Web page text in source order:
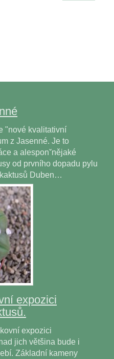
"nové kvalitativní
z Jasenné. Je to
a alesponˇnějaké
od prvního dopadu pylu
Duben…
expozici
expozici
jich většina bude i
Základní kameny